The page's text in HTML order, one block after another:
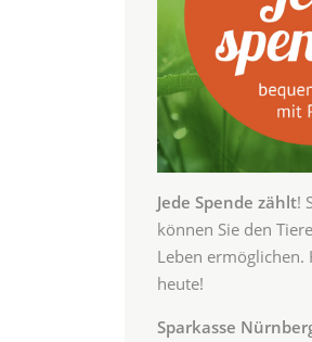
Jede Spende zählt!
können Sie den
Leben ermöglichen.
heute!
Sparkasse